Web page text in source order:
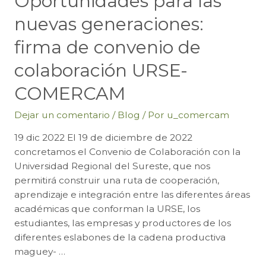
nuevas generaciones:
firma de convenio de
colaboración URSE-
COMERCAM
Dejar un comentario / Blog / Por u_comercam
19 dic 2022 El 19 de diciembre de 2022
concretamos el Convenio de Colaboración con la
Universidad Regional del Sureste, que nos
permitirá construir una ruta de cooperación,
aprendizaje e integración entre las diferentes áreas
académicas que conforman la URSE, los
estudiantes, las empresas y productores de los
diferentes eslabones de la cadena productiva
maguey- …